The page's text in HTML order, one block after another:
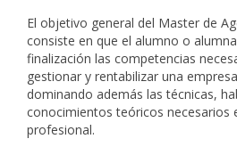
El objetivo general del Master de
consiste en que el alumno o
finalización las competencias
gestionar y rentabilizar una
dominando además las técnicas,
conocimientos teóricos necesarios
profesional.